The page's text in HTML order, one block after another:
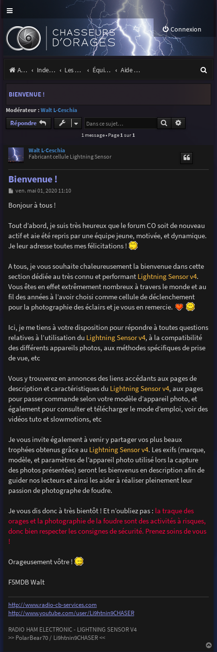
Connexion
Accueil Index du forum Les orages Équipement Aide & support cellules Radio Ham Electronic (Walt)
e
h
BIENVENUE !
Modérateur : Walt L-Ceschia
Répondre Rechercher
1 message • Page1sur1
Walt L-Ceschia
Fabricant cellule Lightning Sensor
Bienvenue !
M
s
s
e
ven. mai 01, 2020 11:10
Bonjour à tous !
Tout d’abord, je suis très heureux que le forum CO soit de nouveau
actif et aie été repris par une équipe jeune, motivée, et dynamique.
Je leur adresse toutes mes félicitations !
A tous, je vous souhaite chaleureusement la bienvenue dans cette
section dédiée au très connu et performant Lightning Sensor v4.
Vous êtes en effet extrêmement nombreux à travers le monde et au
fil des années à l’avoir choisi comme cellule de déclenchement
pour la photographie des éclairs et je vous en remercie.
Ici, je me tiens à votre disposition pour répondre à toutes questions
relatives à l’utilisation du Lightning Sensor v4, à la compatibilité
des différents appareils photos, aux méthodes spécifiques de prise
de vue, etc
Vous y trouverez en annonces des liens accédants aux pages de
description et caractéristiques du Lightning Sensor v4, aux pages
pour passer commande selon votre modèle d’appareil photo, et
également pour consulter et télécharger le mode d’emploi, voir des
vidéos tuto et slowmotions, etc
Je vous invite également à venir y partager vos plus beaux
trophées obtenus grâce au Lightning Sensor v4. Les exifs (marque,
modèle, et paramètres de l’appareil photo utilisé lors la capture
des photos présentées) seront les bienvenus en description afin de
guider nos lecteurs et ainsi les aider à réaliser pleinement leur
passion de photographe de foudre.
Je vous dis donc à très bientôt ! Et n’oubliez pas : la traque des
orages et la photographie de la foudre sont des activités à risques,
donc bien respecter les consignes de sécurité. Prenez soins de vous
!
Orageusement vôtre !
F5MDB Walt
http://www.radio-cb-services.com
http://www.youtube.com/user/Li9htnin9CHASER
RADIO HAM ELECTRONIC - LIGHTNING SENSOR V4
>> PolarBear70 / Li9htnin9CHASER <<